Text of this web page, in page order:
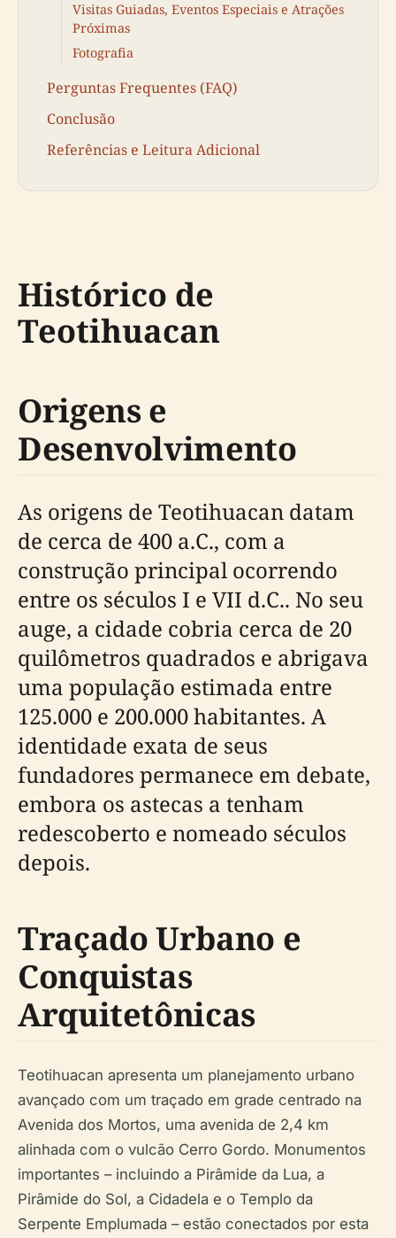
Visitas Guiadas, Eventos Especiais e Atrações
Próximas
Fotografia
Perguntas Frequentes (FAQ)
Conclusão
Referências e Leitura Adicional
Histórico de
Teotihuacan
Origens e
Desenvolvimento
As origens de Teotihuacan datam
de cerca de 400 a.C., com a
construção principal ocorrendo
entre os séculos I e VII d.C.. No seu
auge, a cidade cobria cerca de 20
quilômetros quadrados e abrigava
uma população estimada entre
125.000 e 200.000 habitantes. A
identidade exata de seus
fundadores permanece em debate,
embora os astecas a tenham
redescoberto e nomeado séculos
depois.
Traçado Urbano e
Conquistas
Arquitetônicas
Teotihuacan apresenta um planejamento urbano
avançado com um traçado em grade centrado na
Avenida dos Mortos, uma avenida de 2,4 km
alinhada com o vulcão Cerro Gordo. Monumentos
importantes – incluindo a Pirâmide da Lua, a
Pirâmide do Sol, a Cidadela e o Templo da
Serpente Emplumada – estão conectados por esta